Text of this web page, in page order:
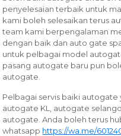
penyelesaian terbaik untuk
kami boleh selesaikan terus
team kami berpengalaman
dengan baik dan auto gate
untuk pelbagai model
pasang autogate baru pun
autogate.
Pelbagai servis baiki autogate
autogate KL, autogate
autogate. Anda boleh terus
whatsapp https://wa.me/